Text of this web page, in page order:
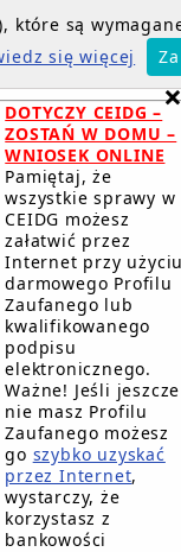
które są
się więcej
DOTYCZY CEIDG –
ZOSTAŃ W DOMU –
WNIOSEK ONLINE
Pamiętaj, że
wszystkie sprawy w
CEIDG możesz
załatwić przez
Internet przy
darmowego Profilu
Zaufanego lub
kwalifikowanego
podpisu
elektronicznego.
Ważne! Jeśli jeszcze
nie masz Profilu
Zaufanego możesz
go szybko uzyskać
przez Internet,
wystarczy, że
korzystasz z
bankowości